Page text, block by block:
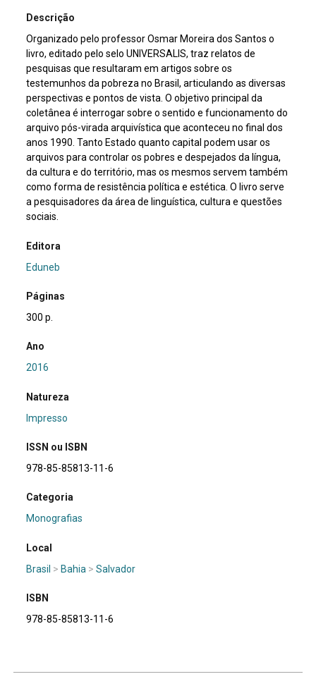
Descrição
Organizado pelo professor Osmar Moreira dos Santos o
livro, editado pelo selo UNIVERSALIS, traz relatos de
pesquisas que resultaram em artigos sobre os
testemunhos da pobreza no Brasil, articulando as diversas
perspectivas e pontos de vista. O objetivo principal da
coletânea é interrogar sobre o sentido e funcionamento do
arquivo pós-virada arquivística que aconteceu no final dos
anos 1990. Tanto Estado quanto capital podem usar os
arquivos para controlar os pobres e despejados da língua,
da cultura e do território, mas os mesmos servem também
como forma de resistência política e estética. O livro serve
a pesquisadores da área de linguística, cultura e questões
sociais.
Editora
Eduneb
Páginas
300 p.
Ano
2016
Natureza
Impresso
ISSN ou ISBN
978-85-85813-11-6
Categoria
Monografias
Local
Brasil > Bahia >Salvador
ISBN
978-85-85813-11-6